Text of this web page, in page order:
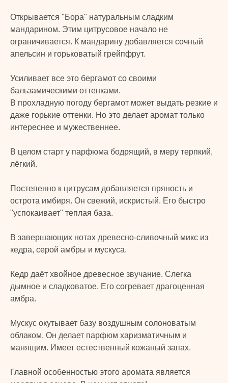
Открывается "Бора" натуральным сладким
мандарином. Этим цитрусовое начало не
ограничивается. К мандарину добавляется сочный
апельсин и горьковатый грейпфрут.
Усиливает все это бергамот со своими
бальзамическими оттенками.
В прохладную погоду бергамот может выдать резкие и
даже горькие оттенки. Но это делает аромат только
интереснее и мужественнее.
В целом старт у парфюма бодрящий, в меру терпкий,
лёгкий.
Постепенно к цитрусам добавляется пряность и
острота имбиря. Он свежий, искристый. Его быстро
"успокаивает" теплая база.
В завершающих нотах древесно-сливочный микс из
кедра, серой амбры и мускуса.
Кедр даёт хвойное древесное звучание. Слегка
дымное и сладковатое. Его согревает драгоценная
амбра.
Мускус окутывает базу воздушным солоноватым
облаком. Он делает парфюм харизматичным и
манящим. Имеет естественный кожаный запах.
Главной особенностью этого аромата является
TURK
© 2024 TURK PRIME. Все права защищены